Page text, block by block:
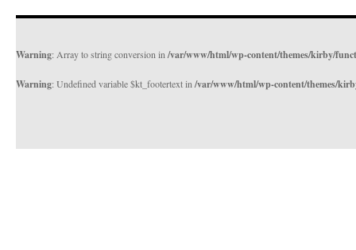
Warning: Array to string conversion in /var/www/html/wp-content/themes/kirby/
Warning: Undefined variable $kt_footertext in /var/www/html/wp-content/themes/